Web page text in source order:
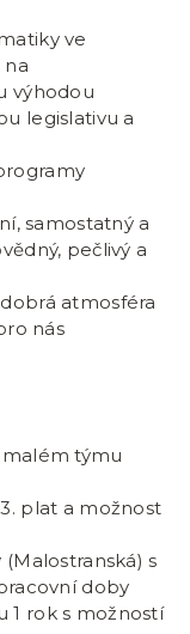
ve
výhodou
legislativu a
samostatný a
pečlivý a
atmosféra
nás
týmu
plat a možnost
s
doby
1 rok s možností